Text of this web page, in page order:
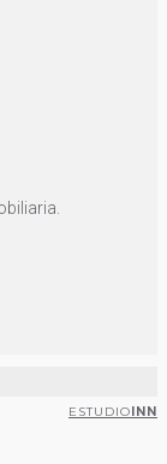
ESTUDIOINN